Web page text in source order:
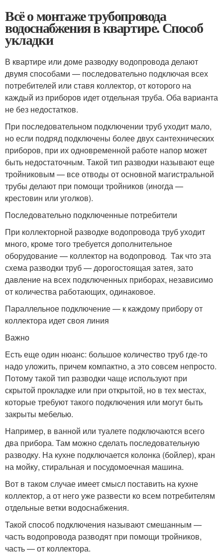
Всё о монтаже трубопровода
водоснабжения в квартире. Способ
укладки
В квартире или доме разводку водопровода делают
двумя способами — последовательно подключая всех
потребителей или ставя коллектор, от которого на
каждый из приборов идет отдельная труба. Оба варианта
не без недостатков.
При последовательном подключении труб уходит мало,
но если подряд подключены более двух сантехнических
приборов, при их одновременной работе напор может
быть недостаточным. Такой тип разводки называют еще
тройниковым — все отводы от основной магистральной
трубы делают при помощи тройников (иногда —
крестовин или уголков).
Последовательно подключенные потребители
При коллекторной разводке водопровода труб уходит
много, кроме того требуется дополнительное
оборудование — коллектор на водопровод. Так что эта
схема разводки труб — дорогостоящая затея, зато
давление на всех подключенных приборах, независимо
от количества работающих, одинаковое.
Параллельное подключение — к каждому прибору от
коллектора идет своя линия
Важно
Есть еще один нюанс: большое количество труб где-то
надо уложить, причем компактно, а это совсем непросто.
Потому такой тип разводки чаще используют при
скрытой прокладке или при открытой, но в тех местах,
которые требуют такого подключения или могут быть
закрыты мебелью.
Например, в ванной или туалете подключаются всего
два прибора. Там можно сделать последовательную
разводку. На кухне подключается колонка (бойлер), кран
на мойку, стиральная и посудомоечная машина.
Вот в таком случае имеет смысл поставить на кухне
коллектор, а от него уже развести ко всем потребителям
отдельные ветки водоснабжения.
Такой способ подключения называют смешанным —
часть водопровода разводят при помощи тройников,
часть — от коллектора.